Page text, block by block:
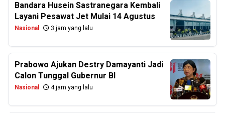
Bandara Husein Sastranegara Kembali
Layani Pesawat Jet Mulai 14 Agustus
Nasional 3 jam yang lalu
Prabowo Ajukan Destry Damayanti Jadi
Calon Tunggal Gubernur BI
Nasional 4 jam yang lalu